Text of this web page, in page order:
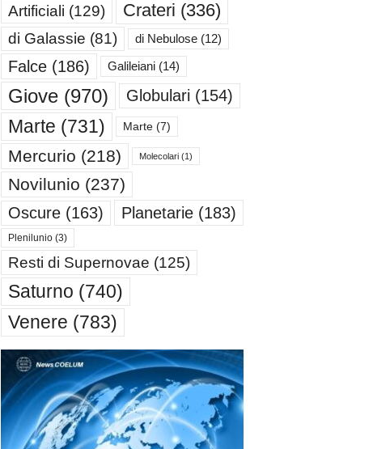
Artificiali (129) Crateri (336)
di Galassie (81) di Nebulose(12)
Falce(186) Galileiani(14)
Giove(970) Globulari (154)
Marte (731) Marte(7)
Mercurio (218) Molecolari(1)
Novilunio (237)
Oscure(163) Planetarie(183)
Plenilunio(3)
Resti di Supernovae (125)
Saturno (740)
Venere (783)